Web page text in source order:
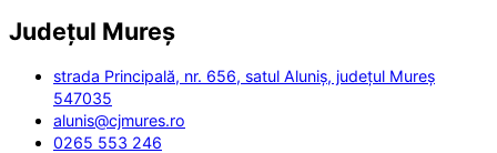
Județul Mureș
strada Principală, nr. 656, satul Aluniș, județul Mureș
547035
alunis@cjmures.ro
0265 553 246